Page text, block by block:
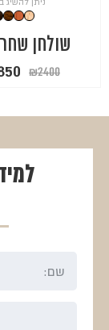
שולחן
₪2400